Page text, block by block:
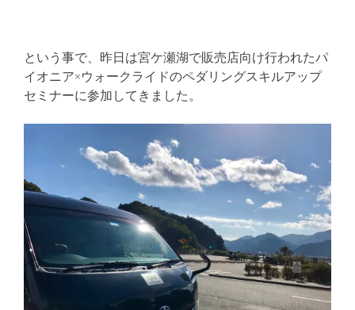
という事で、昨日は宮ケ瀬湖で販売店向け行われたパ
イオニア×ウォークライドのペダリングスキルアップ
セミナーに参加してきました。